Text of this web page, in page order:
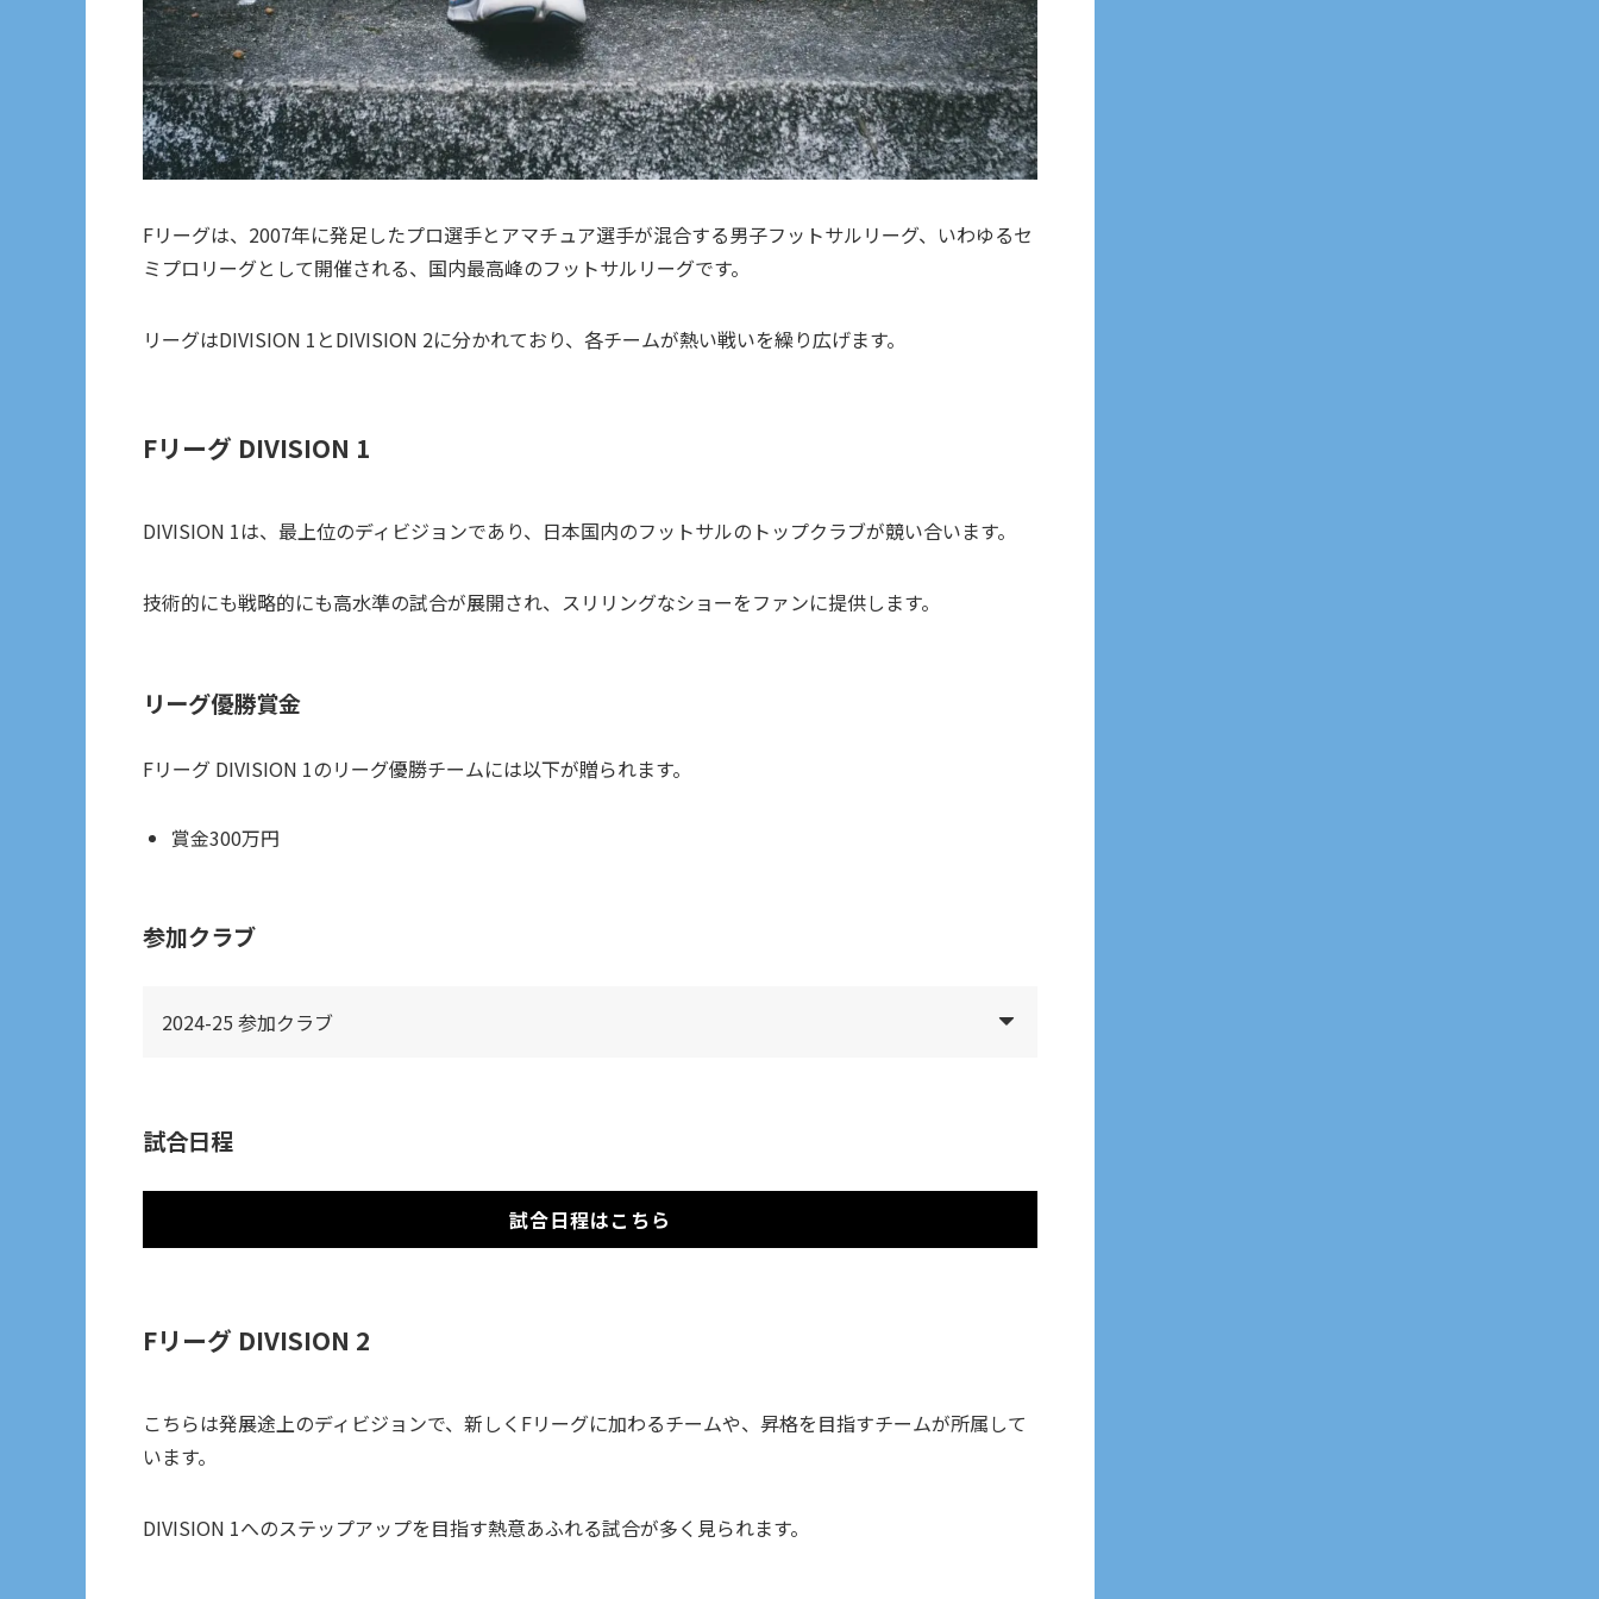
Fリーグは、2007年に発足したプロ選手とアマチュア選手が混合する男子フットサルリーグ、いわゆるセ
ミプロリーグとして開催される、国内最高峰のフットサルリーグです。
リーグはDIVISION 1とDIVISION 2に分かれており、各チームが熱い戦いを繰り広げます。
Fリーグ DIVISION 1
DIVISION 1は、最上位のディビジョンであり、日本国内のフットサルのトップクラブが競い合います。
技術的にも戦略的にも高水準の試合が展開され、スリリングなショーをファンに提供します。
リーグ優勝賞金
Fリーグ DIVISION 1のリーグ優勝チームには以下が贈られます。
賞金300万円
参加クラブ
2024-25 参加クラブ
試合日程
試合日程はこちら
Fリーグ DIVISION 2
こちらは発展途上のディビジョンで、新しくFリーグに加わるチームや、昇格を目指すチームが所属して
います。
DIVISION 1へのステップアップを目指す熱意あふれる試合が多く見られます。